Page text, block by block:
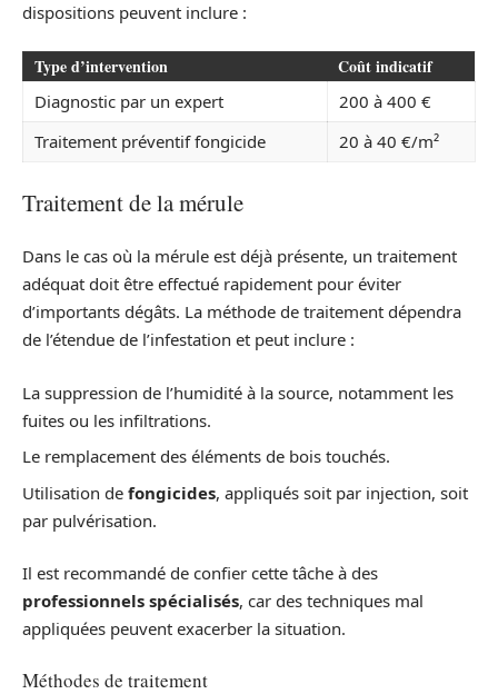
dispositions peuvent inclure :
Type d’intervention Coût indicatif
Diagnostic par un expert
200 à 400 €
Traitement préventif fongicide
20 à 40 €/m²
Traitement de la mérule
Dans le cas où la mérule est déjà présente, un traitement
adéquat doit être effectué rapidement pour éviter
d’importants dégâts. La méthode de traitement dépendra
de l’étendue de l’infestation et peut inclure :
La suppression de l’humidité à la source, notamment les
fuites ou les infiltrations.
Le remplacement des éléments de bois touchés.
Utilisation de fongicides, appliqués soit par injection, soit
par pulvérisation.
Il est recommandé de confier cette tâche à des
professionnels spécialisés, car des techniques mal
appliquées peuvent exacerber la situation.
Méthodes de traitement